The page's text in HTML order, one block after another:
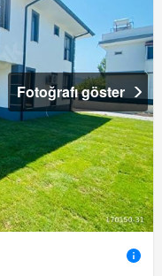
Fotoğrafı göster